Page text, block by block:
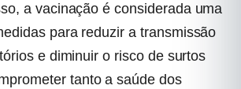
a vacinação é considerada uma
para reduzir a transmissão
e diminuir o risco de surtos
tanto a saúde dos